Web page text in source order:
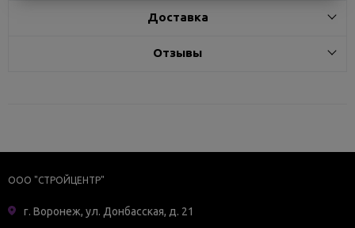
Доставка
Отзывы
ООО "СТРОЙЦЕНТР"
г. Воронеж, ул. Донбасская, д. 21